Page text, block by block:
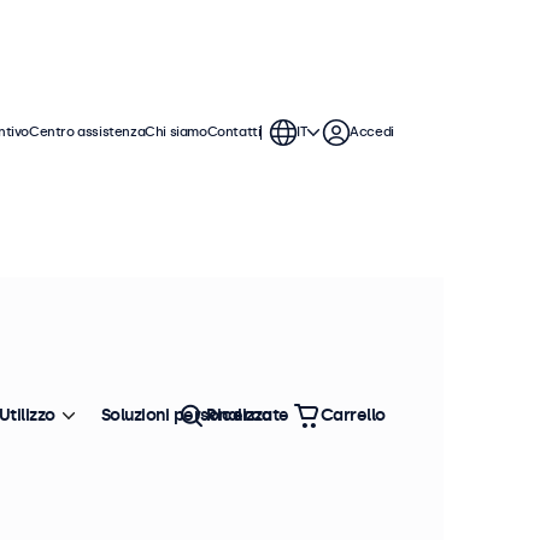
monitor hanno un robusto
contesto.
Più venduto
Centro assistenzaChi siamoContatti IT Accedi
Utilizzo Soluzioni personalizzate
Ricerca Carrello